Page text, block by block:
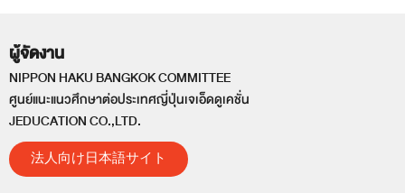
ผู้จัดงาน
NIPPON HAKU BANGKOK COMMITTEE
ศูนย์แนะแนวศึกษาต่อประเทศญี่ปุ่นเจเอ็ดดูเคชั่น
JEDUCATION CO.,LTD.
法人向け日本語サイト